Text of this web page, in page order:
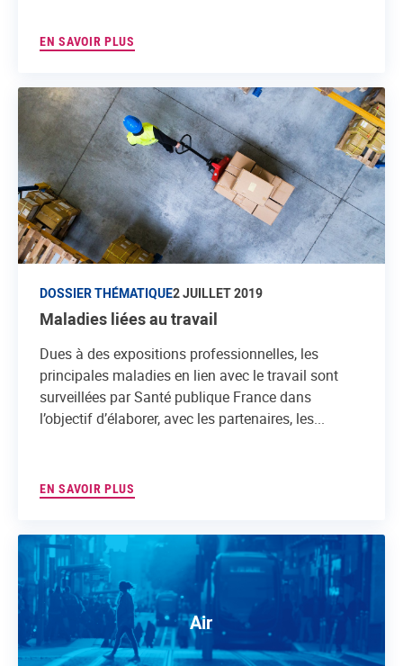
EN SAVOIR PLUS
DOSSIER THÉMATIQUE2 JUILLET 2019
Maladies liées au travail
Dues à des expositions professionnelles, les
principales maladies en lien avec le travail sont
surveillées par Santé publique France dans
l’objectif d’élaborer, avec les partenaires, les...
EN SAVOIR PLUS
Air